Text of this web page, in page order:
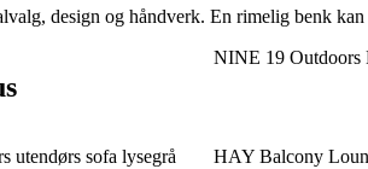
design og håndverk. En rimelig benk
NINE 19 Outdoors
utendørs sofa lysegrå
HAY Balcony